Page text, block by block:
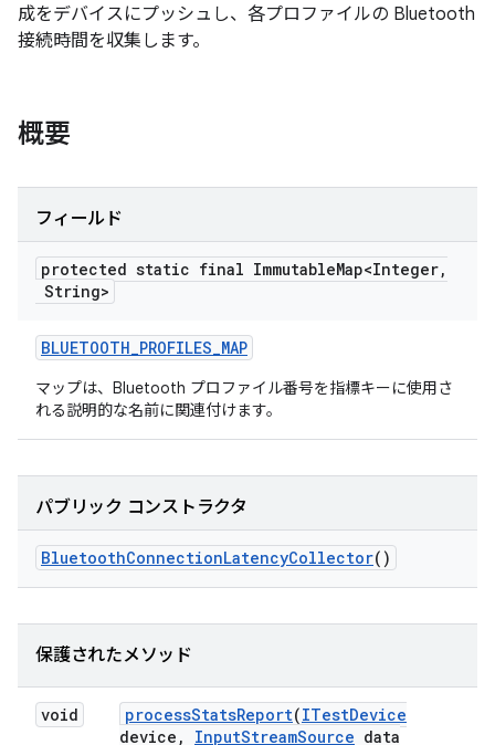
成をデバイスにプッシュし、各プロファイルの Bluetooth
接続時間を収集します。
概要
フィールド
protected static final ImmutableMap<Integer,
String>
BLUETOOTH_PROFILES_MAP
マップは、Bluetooth プロファイル番号を指標キーに使用さ
れる説明的な名前に関連付けます。
パブリック コンストラクタ
BluetoothConnectionLatencyCollector()
保護されたメソッド
void processStatsReport(ITestDevice
device , InputStreamSource data